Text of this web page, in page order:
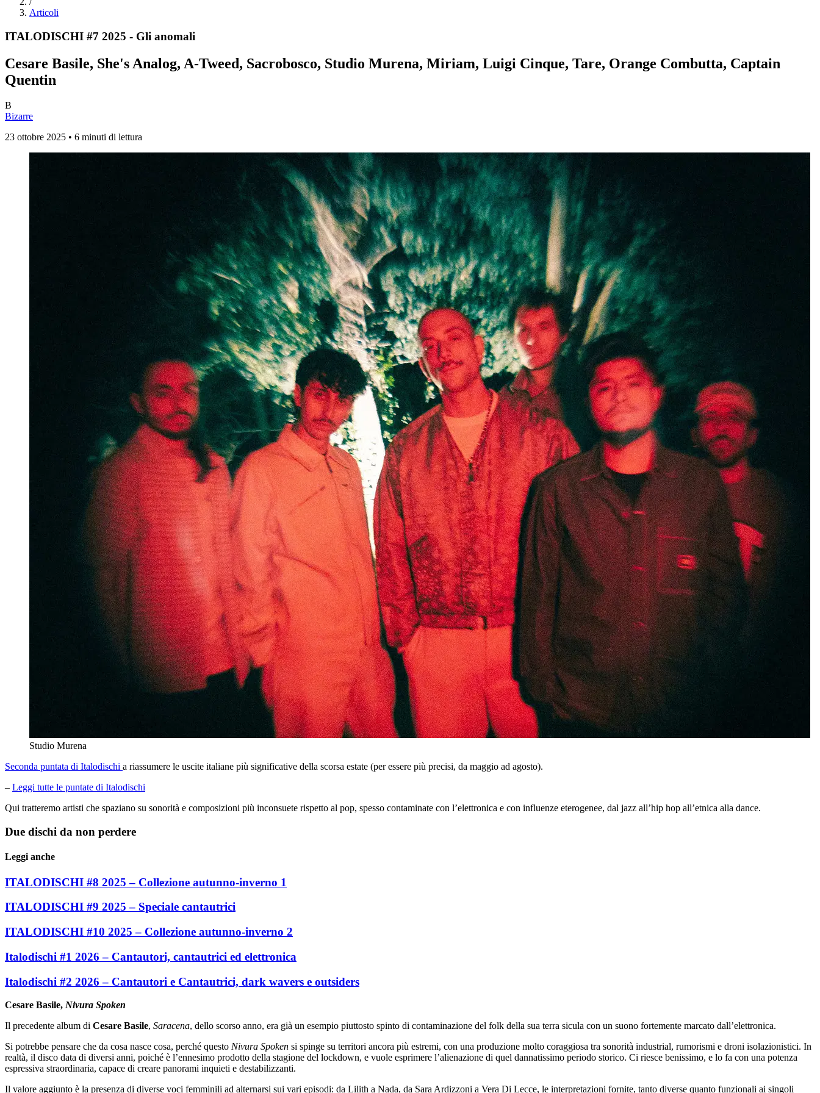
Articoli
ITALODISCHI #7 2025 - Gli anomali
Cesare Basile, She's Analog, A-Tweed, Sacrobosco, Studio Murena, Miriam, Luigi Cinque, Tare, Orange Combutta, Captain
Quentin
B
Bizarre
23 ottobre 2025 • 6 minuti di lettura
Studio Murena
Seconda puntata di Italodischi a riassumere le uscite italiane più significative della scorsa estate (per essere più precisi, da maggio ad agosto).
– Leggi tutte le puntate di Italodischi
Qui tratteremo artisti che spaziano su sonorità e composizioni più inconsuete rispetto al pop, spesso contaminate con l’elettronica e con influenze eterogenee, dal jazz all’hip hop all’etnica alla dance.
Due dischi da non perdere
Leggi anche
ITALODISCHI #8 2025 – Collezione autunno-inverno 1
ITALODISCHI #9 2025 – Speciale cantautrici
ITALODISCHI #10 2025 – Collezione autunno-inverno 2
Italodischi #1 2026 – Cantautori, cantautrici ed elettronica
Italodischi #2 2026 – Cantautori e Cantautrici, dark wavers e outsiders
Cesare Basile, Nivura Spoken
Il precedente album di Cesare Basile, Saracena, dello scorso anno, era già un esempio piuttosto spinto di contaminazione del folk della sua terra sicula con un suono fortemente marcato dall’elettronica.
Si potrebbe pensare che da cosa nasce cosa, perché questo Nivura Spoken si spinge su territori ancora più estremi, con una produzione molto coraggiosa tra sonorità industrial, rumorismi e droni isolazionistici. In
realtà, il disco data di diversi anni, poiché è l’ennesimo prodotto della stagione del lockdown, e vuole esprimere l’alienazione di quel dannatissimo periodo storico. Ci riesce benissimo, e lo fa con una potenza
espressiva straordinaria, capace di creare panorami inquieti e destabilizzanti.
Il valore aggiunto è la presenza di diverse voci femminili ad alternarsi sui vari episodi: da Lilith a Nada, da Sara Ardizzoni a Vera Di Lecce, le interpretazioni fornite, tanto diverse quanto funzionali ai singoli